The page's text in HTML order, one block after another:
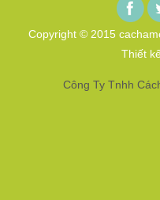
Copyright © 2015
Thiết
Công Ty Tnhh